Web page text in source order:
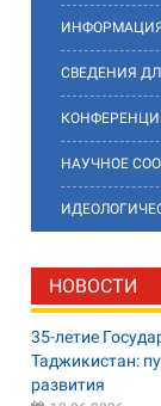
СВЕДЕНИЯ
НАУЧНОЕ
НОВОСТИ
35-летие
Таджикистан:
развития